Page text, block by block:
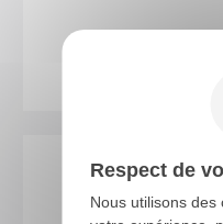
Respect de
Nous utilisons